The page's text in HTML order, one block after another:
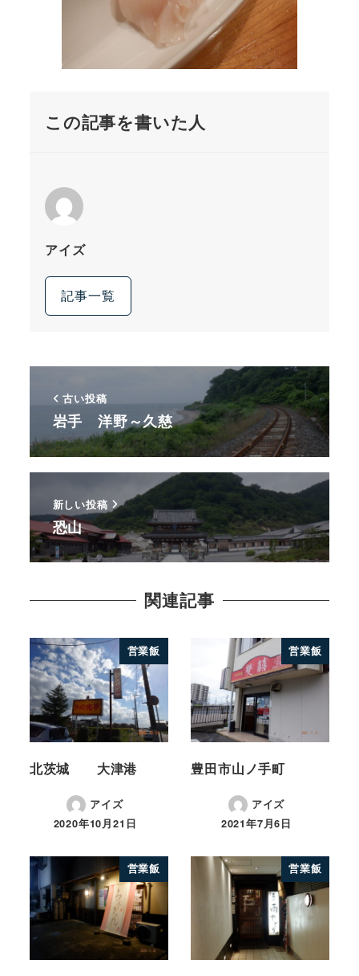
この記事を書いた人
アイズ
記事一覧
古い投稿
岩手 洋野～久慈
新しい投稿
恐山
関連記事
営業飯
北茨城 大津港
アイズ
2020年10月21日
営業飯
豊田市山ノ手町
アイズ
2021年7月6日
営業飯 営業飯